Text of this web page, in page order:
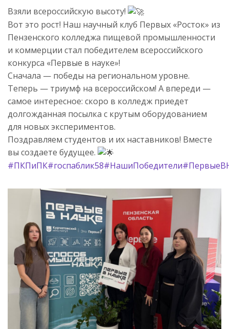
Взяли всероссийскую высоту!
Вот это рост! Наш научный клуб Первых «Росток» из
Пензенского колледжа пищевой промышленности
и коммерции стал победителем всероссийского
конкурса «Первые в науке»!
Сначала — победы на региональном уровне.
Теперь — триумф на всероссийском! А впереди —
самое интересное: скоро в колледж приедет
долгожданная посылка с крутым оборудованием
для новых экспериментов.
Поздравляем студентов и их наставников! Вместе
вы создаете будущее.
#ПКПиПК#госпаблик58#НашиПобедители